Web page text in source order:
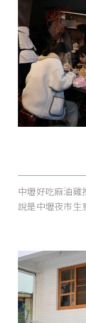
中壢好吃麻油雞
說是中壢夜市生